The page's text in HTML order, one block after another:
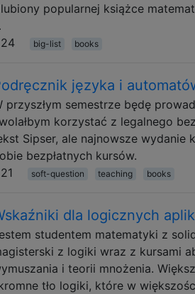
popularnej książce
24
big-list books
języka i
przyszłym semestrze będę
korzystać z legalnego
Sipser, ale najnowsze wydanie
bezpłatnych kursów.
21
soft-question teaching books
dla logicznych
studentem matematyki z
z logiki wraz z kursami
i teorii mnożenia.
tło logiki, które w